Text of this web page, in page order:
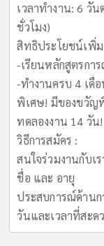
เวลาทำงาน: 6 วั
ชั่วโมง)
สิทธิประโยชน์เพิ่
-เรียนหลักสูตรกา
-ทำงานครบ 4 เดื
พิเศษ! มีของขวัญ
ทดลองงาน 14 วัน!
วิธีการสมัคร :
สนใจร่วมงานกับเ
ชื่อ และ อายุ
ประสบการณ์ด้าน
วันและเวลาที่สะด